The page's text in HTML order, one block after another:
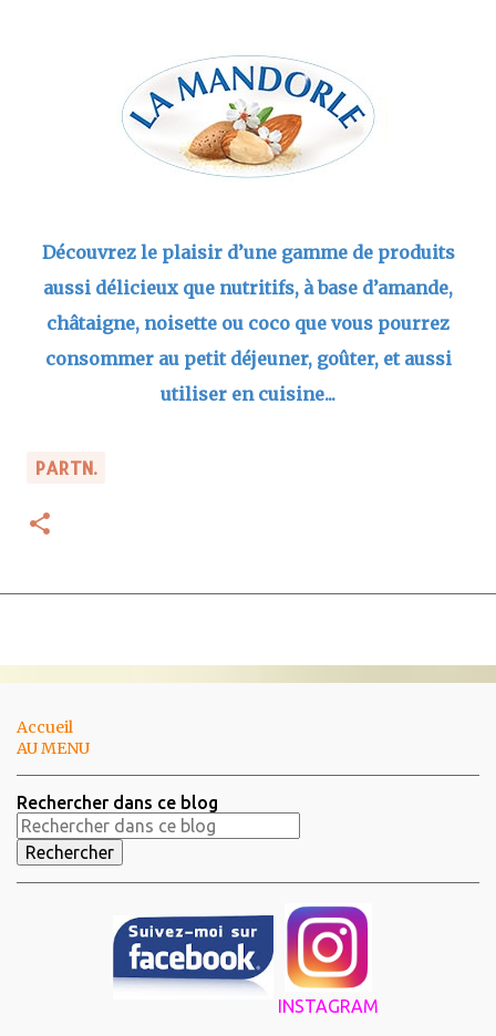
Découvrez le plaisir d’une gamme de produits
aussi délicieux que nutritifs, à base d’amande,
châtaigne, noisette ou coco que vous pourrez
consommer au petit déjeuner, goûter, et aussi
utiliser en cuisine...
PARTN.
Accueil
AU MENU
Rechercher dans ce blog
INSTAGRAM